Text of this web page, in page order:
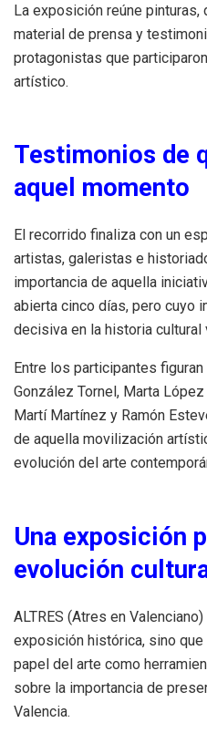
La exposición reúne pinturas,
material de prensa y
protagonistas que
artístico.
Testimonios de
aquel momento
El recorrido finaliza con un
artistas, galeristas e
importancia de aquella
abierta cinco días, pero cuyo
decisiva en la historia cultural
Entre los participantes
González Tornel, Marta
Martí Martínez y Ramón
de aquella movilización
evolución del arte
Una exposición
evolución
ALTRES (Atres en
exposición histórica, sino
papel del arte como
sobre la importancia de
Valencia.